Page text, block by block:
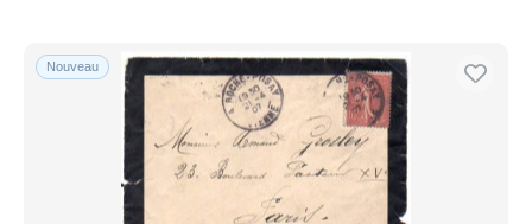
Nouveau